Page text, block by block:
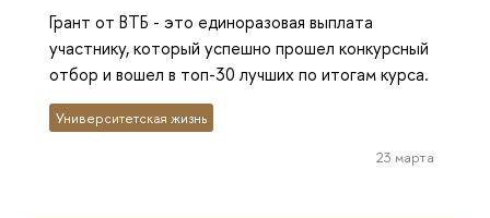
Грант от ВТБ - это единоразовая выплата
участнику, который успешно прошел конкурсный
отбор и вошел в топ-30 лучших по итогам курса.
Университетская жизнь
23 марта